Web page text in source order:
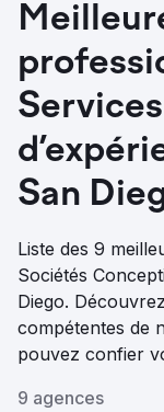
San
Liste des 9
Sociétés
Diego.
compétentes de
pouvez confier
9 agences